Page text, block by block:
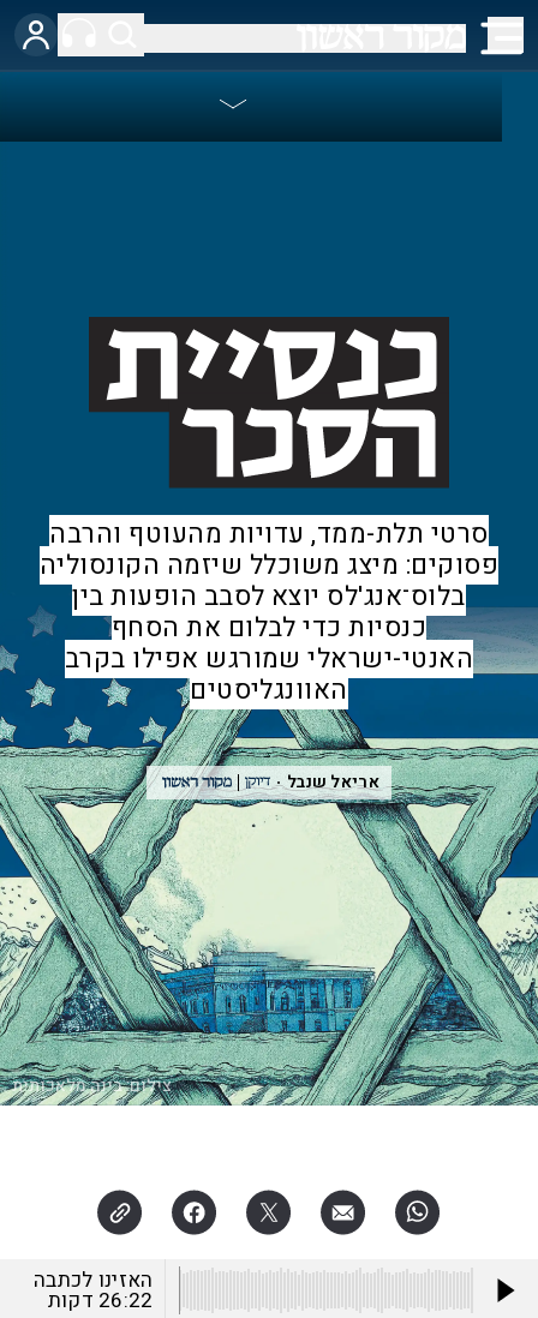
צילום:בינה מלאכותית
סרטי תלת-ממד, עדויות מהעוטף והרבה
פסוקים: מיצג משוכלל שיזמה הקונסוליה
בלוס־אנג'לס יוצא לסבב הופעות בין
כנסיות כדי לבלום את הסחף
האנטי-ישראלי שמורגש אפילו בקרב
האוונגליסטים
אריאל שנבל
האזינו לכתבה
26:22 דקות